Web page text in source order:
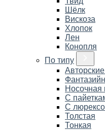
Шёлк
Вискоза
Хлопок
Лен
Конопля
По типу
Носочная
С
С
Толстая
Тонкая